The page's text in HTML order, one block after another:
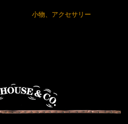
小物、アクセサリー